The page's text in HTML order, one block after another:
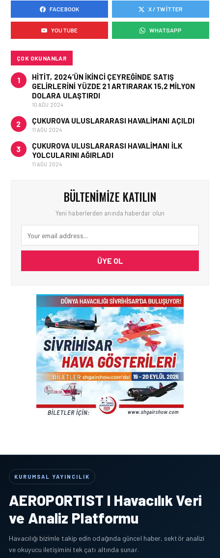
HAVACILIK • 05 AĞU 2026
ÇELEBI HAVACILIK
MACARISTAN’DAN
BUDAPEŞTE GÖNÜLLÜ
FACEBOOK X / TWITTER
YOUTUBE WHATSAPP
ÇOK OKUNANLAR
1
HITIT, 2024’ÜN IKINCI ÇEYREĞINDE SATIŞ
GELIRLERINI YÜZDE 21 ARTIRARAK 15,2 MILYON
DOLARA ULAŞTIRDI
10 AĞU 2024
2 ÇUKUROVA ULUSLARARASI HAVALIMANI AÇILDI
11 AĞU 2024
3
ÇUKUROVA ULUSLARARASI HAVALIMANI İLK
YOLCULARINI AĞIRLADI
11 AĞU 2024
BÜLTENIMIZE KATILIN
Yeni haberlerden anında haberdar olun
ÜYE OL
KURUMSAL YAYINCILIK
AEROPORTIST I Havacılık Veri
ve Analiz Platformu
Havacılığı bizimle takip edin odağında güncel haber, sektör analizi
ve okuyucu iletişimini tek çatı altında sunar.